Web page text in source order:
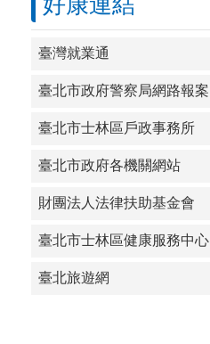
臺灣就業通
臺北市政府警察局網路報案
臺北市士林區戶政事務所
臺北市政府各機關網站
財團法人法律扶助基金會
臺北市士林區健康服務中心
臺北旅遊網